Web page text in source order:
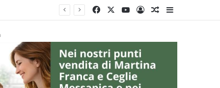
FacebookYou TubeAccediUn articolo a